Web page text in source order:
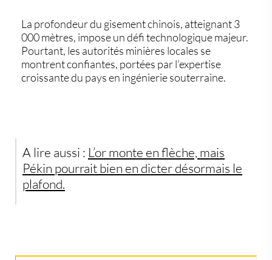
La profondeur du gisement chinois, atteignant3
000 mètres, impose un défi technologique majeur.
Pourtant, les autorités minières locales se
montrent confiantes, portées par l’expertise
croissante du pays en ingénierie souterraine.
A lire aussi : L’or monte en flèche, mais
Pékin pourrait bien en dicter désormais le
plafond.